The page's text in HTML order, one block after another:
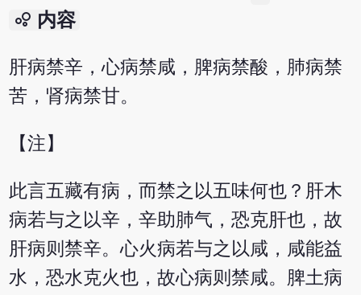
bubble_chart 内容
肝病禁辛，心病禁咸，脾病禁酸，肺病禁
苦，肾病禁甘。
【注】
此言五藏有病，而禁之以五味何也？肝木
病若与之以辛，辛助肺气，恐克肝也，故
肝病则禁辛。心火病若与之以咸，咸能益
水，恐水克火也，故心病则禁咸。脾土病